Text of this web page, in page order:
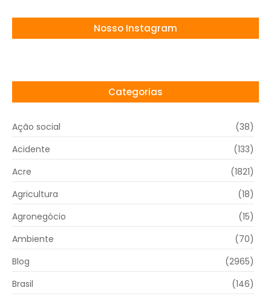
Nosso Instagram
Categorias
Ação social
(38)
Acidente
(133)
Acre
(1821)
Agricultura
(18)
Agronegócio
(15)
Ambiente
(70)
Blog
(2965)
Brasil
(146)